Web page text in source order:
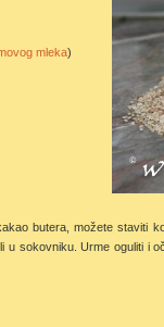
mleka)
butera, možete staviti
sokovniku. Urme oguliti i